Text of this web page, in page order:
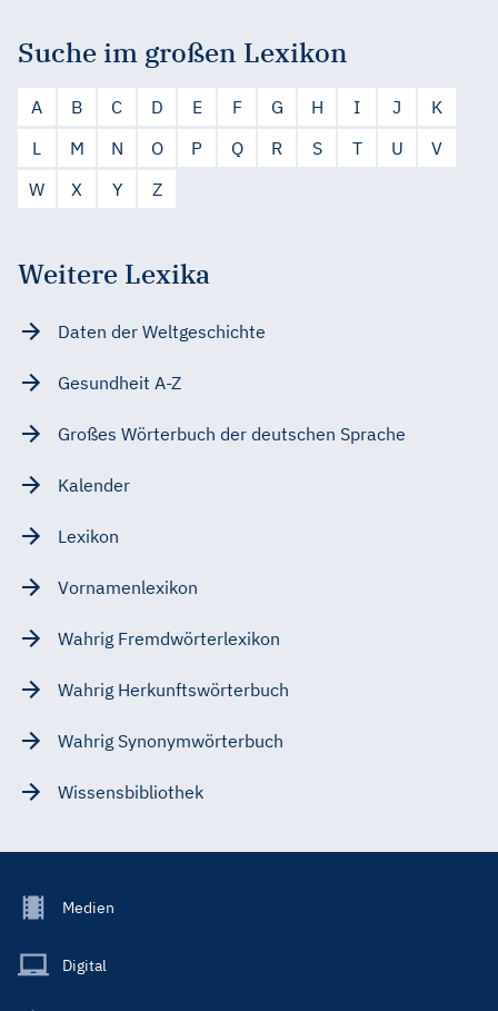
Suche im großen Lexikon
A B C D E F G H I J
K
L
M N O P Q R S T U
V
W
X Y Z
Weitere Lexika
Daten der Weltgeschichte
Gesundheit A-Z
Großes Wörterbuch der deutschen Sprache
Kalender
Lexikon
Vornamenlexikon
Wahrig Fremdwörterlexikon
Wahrig Herkunftswörterbuch
Wahrig Synonymwörterbuch
Wissensbibliothek
Footer
Main
Medien
Digital